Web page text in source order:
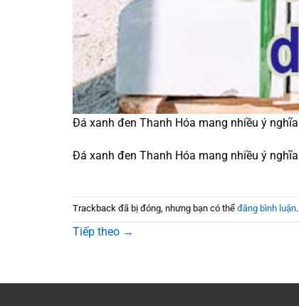
Đá xanh đen Thanh Hóa mang nhiều ý nghĩa
Đá xanh đen Thanh Hóa mang nhiều ý nghĩa
Trackback đã bị đóng, nhưng bạn có thể đăng bình luận.
Tiếp theo →